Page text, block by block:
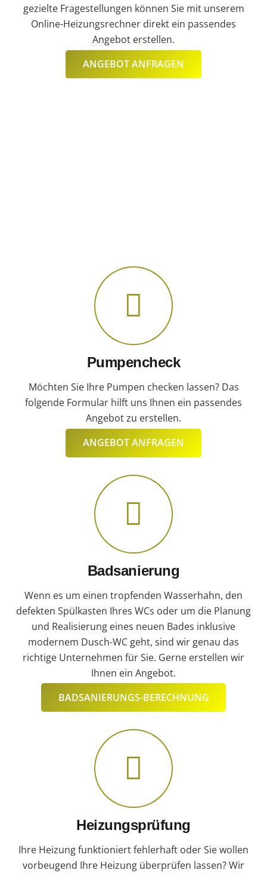
gezielte Fragestellungen können Sie mit unserem
Online-Heizungsrechner direkt ein passendes
Angebot erstellen.
ANGEBOT ANFRAGEN
Pumpencheck
Möchten Sie Ihre Pumpen checken lassen? Das
folgende Formular hilft uns Ihnen ein passendes
Angebot zu erstellen.
ANGEBOT ANFRAGEN
Badsanierung
Wenn es um einen tropfenden Wasserhahn, den
defekten Spülkasten Ihres WCs oder um die Planung
und Realisierung eines neuen Bades inklusive
modernem Dusch-WC geht, sind wir genau das
richtige Unternehmen für Sie. Gerne erstellen wir
Ihnen ein Angebot.
BADSANIERUNGS-BERECHNUNG
Heizungsprüfung
Ihre Heizung funktioniert fehlerhaft oder Sie wollen
vorbeugend Ihre Heizung überprüfen lassen? Wir